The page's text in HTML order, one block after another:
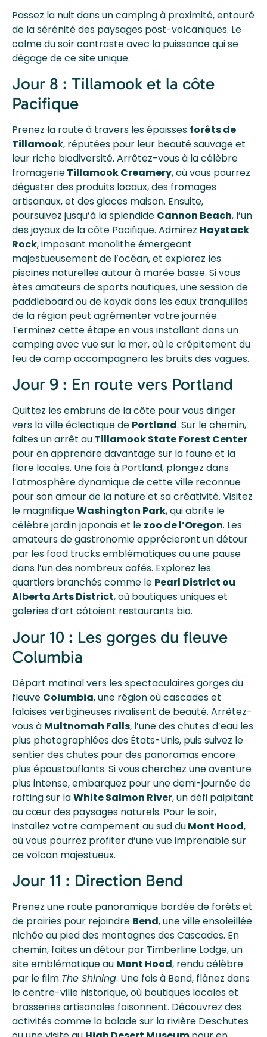
Passez la nuit dans un camping à proximité, entouré
de la sérénité des paysages post-volcaniques. Le
calme du soir contraste avec la puissance qui se
dégage de ce site unique.
Jour 8 : Tillamook et la côte
Pacifique
Prenez la route à travers les épaisses forêts de
Tillamook, réputées pour leur beauté sauvage et
leur riche biodiversité. Arrêtez-vous à la célèbre
fromagerieTillamook Creamery, où vous pourrez
déguster des produits locaux, des fromages
artisanaux, et des glaces maison. Ensuite,
poursuivez jusqu’à la splendide Cannon Beach, l’un
des joyaux de la côte Pacifique. Admirez Haystack
Rock, imposant monolithe émergeant
majestueusement de l’océan, et explorez les
piscines naturelles autour à marée basse. Si vous
êtes amateurs de sports nautiques, une session de
paddleboard ou de kayak dans les eaux tranquilles
de la région peut agrémenter votre journée.
Terminez cette étape en vous installant dans un
camping avec vue sur la mer, où le crépitement du
feu de camp accompagnera les bruits des vagues.
Jour 9 : En route vers Portland
Quittez les embruns de la côte pour vous diriger
vers la ville éclectique de Portland. Sur le chemin,
faites un arrêt auTillamook State Forest Center
pour en apprendre davantage sur la faune et la
flore locales. Une fois à Portland, plongez dans
l’atmosphère dynamique de cette ville reconnue
pour son amour de la nature et sa créativité. Visitez
le magnifiqueWashington Park, qui abrite le
célèbre jardin japonais et le zoo de l’Oregon. Les
amateurs de gastronomie apprécieront un détour
par les food trucks emblématiques ou une pause
dans l’un des nombreux cafés. Explorez les
quartiers branchés comme le Pearl District ou
Alberta Arts District, où boutiques uniques et
galeries d’art côtoient restaurants bio.
Jour 10 : Les gorges du fleuve
Columbia
Départ matinal vers les spectaculaires gorges du
fleuve Columbia, une région où cascades et
falaises vertigineuses rivalisent de beauté. Arrêtez-
vous à Multnomah Falls, l’une des chutes d’eau les
plus photographiées des États-Unis, puis suivez le
sentier des chutes pour des panoramas encore
plus époustouflants. Si vous cherchez une aventure
plus intense, embarquez pour une demi-journée de
rafting sur laWhite Salmon River, un défi palpitant
au cœur des paysages naturels. Pour le soir,
installez votre campement au sud duMont Hood,
où vous pourrez profiter d’une vue imprenable sur
ce volcan majestueux.
Jour 11 : Direction Bend
Prenez une route panoramique bordée de forêts et
de prairies pour rejoindre Bend, une ville ensoleillée
nichée au pied des montagnes des Cascades. En
chemin, faites un détour par Timberline Lodge, un
site emblématique au Mont Hood, rendu célèbre
par le film The Shining. Une fois à Bend, flânez dans
le centre-ville historique, où boutiques locales et
brasseries artisanales foisonnent. Découvrez des
activités comme la balade sur la rivière Deschutes